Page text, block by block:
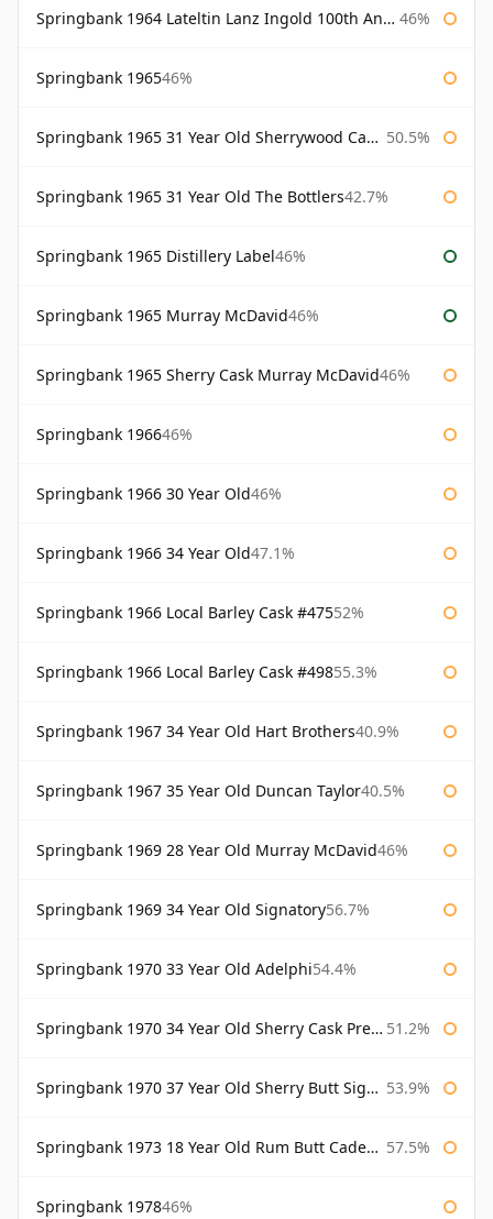
Springbank 1964 Lateltin Lanz Ingold 100th Anniversary 46%
Springbank 196546%
Springbank 1965 31 Year Old Sherrywood Cadenhead's 50.5%
Springbank 1965 31 Year Old The Bottlers42.7%
Springbank 1965 Distillery Label46%
Springbank 1965 Murray McDavid46%
Springbank 1965 Sherry Cask Murray McDavid46%
Springbank 196646%
Springbank 1966 30 Year Old46%
Springbank 1966 34 Year Old47.1%
Springbank 1966 Local Barley Cask #47552%
Springbank 1966 Local Barley Cask #49855.3%
Springbank 1967 34 Year Old Hart Brothers40.9%
Springbank 1967 35 Year Old Duncan Taylor40.5%
Springbank 1969 28 Year Old Murray McDavid46%
Springbank 1969 34 Year Old Signatory56.7%
Springbank 1970 33 Year Old Adelphi54.4%
Springbank 1970 34 Year Old Sherry Cask Prestonfield 51.2%
Springbank 1970 37 Year Old Sherry Butt Signatory Cask Strength Collection 53.9%
Springbank 1973 18 Year Old Rum Butt Cadenhead's 57.5%
Springbank 197846%